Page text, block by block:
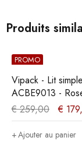
Produits
PROMO
Vipack - Lit
ACBE9013 -
91x94x208cm
€259,00 €
Ajouter au panier